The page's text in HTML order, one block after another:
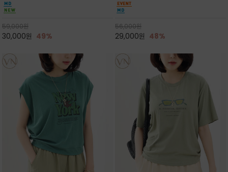
아(Sepia)나 파스텔 톤의 해변 풍경으로 세련
된 뮤트톤 컬러 팔레트로 빈티지한 무드의 선샤
인 프린트가 더해져 담백하면서도 감각
59,000원
30,000원 49%
말(Horse) 드로잉 티셔츠는 여유로운 실루엣과
감각적인 아트워크로 고급스러운 여름 스타일링
을 완성할 수 있습니다
56,000원
29,000원 48%